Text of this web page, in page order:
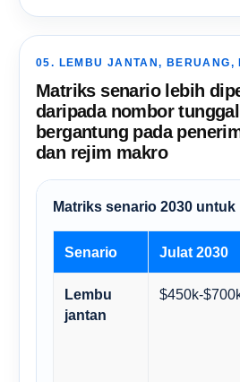
05. LEMBU JANTAN, BERUANG,
Matriks senario lebih
daripada nombor
bergantung pada
dan rejim makro
Matriks senario 2030 untuk
Senario Julat 2030
Lembu
jantan
$450k-